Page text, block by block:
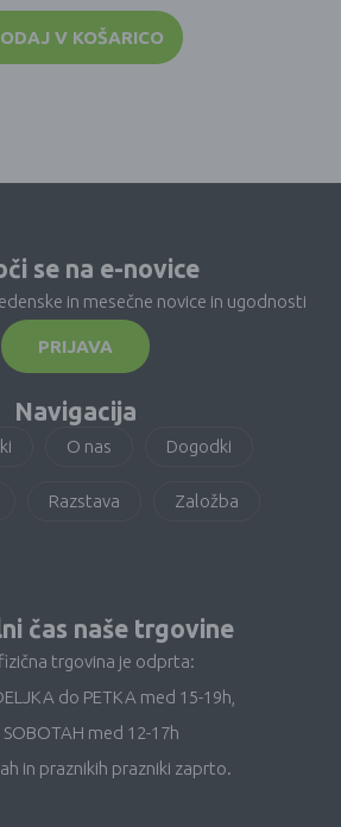
V KOŠARICO
se na e-novice
in mesečne novice in ugodnosti
PRIJAVA
Navigacija
O nas Dogodki
Razstava Založba
čas naše trgovine
trgovina je odprta:
do PETKA med 15-19h,
med 12-17h
in praznikih prazniki zaprto.